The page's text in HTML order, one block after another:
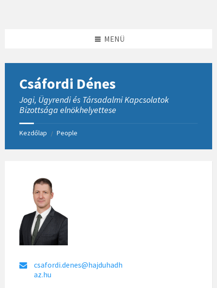
MENÜ
Csáfordi Dénes
Jogi, Ügyrendi és Társadalmi Kapcsolatok
Bizottsága elnökhelyettese
Kezdőlap / People
csafordi.denes@hajduhadh
az.hu